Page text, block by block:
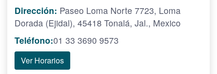
Dirección: Paseo Loma Norte 7723, Loma
Dorada (Ejidal), 45418 Tonalá, Jal., Mexico
Teléfono:01 33 3690 9573
Ver Horarios